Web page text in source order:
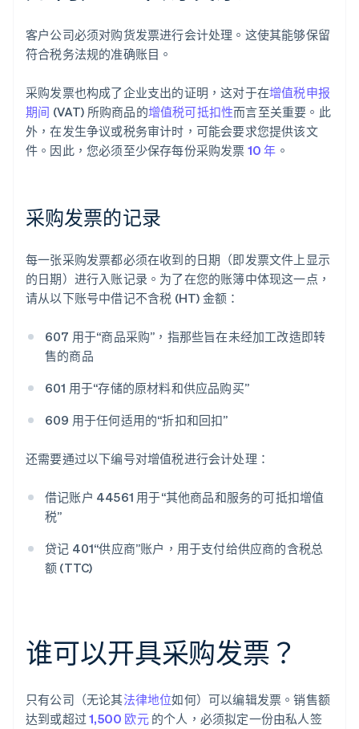
客户公司必须对购货发票进行会计处理。这使其能够保留
符合税务法规的准确账目。
采购发票也构成了企业支出的证明，这对于在增值税申报
期间 (VAT) 所购商品的增值税可抵扣性而言至关重要。此
外，在发生争议或税务审计时，可能会要求您提供该文
件。因此，您必须至少保存每份采购发票 10 年 。
采购发票的记录
每一张采购发票都必须在收到的日期（即发票文件上显示
的日期）进行入账记录。为了在您的账簿中体现这一点，
请从以下账号中借记不含税 (HT) 金额：
607 用于“商品采购”，指那些旨在未经加工改造即转
售的商品
601 用于“存储的原材料和供应品购买”
609 用于任何适用的“折扣和回扣”
还需要通过以下编号对增值税进行会计处理：
借记账户 44561 用于“其他商品和服务的可抵扣增值
税”
贷记 401“供应商”账户，用于支付给供应商的含税总
额 (TTC)
谁可以开具采购发票？
只有公司（无论其法律地位如何）可以编辑发票。销售额
达到或超过1,500 欧元的个人，必须拟定一份由私人签